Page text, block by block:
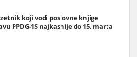
koji vodi poslovne knjige
PPDG-1S najkasnije do 15. marta